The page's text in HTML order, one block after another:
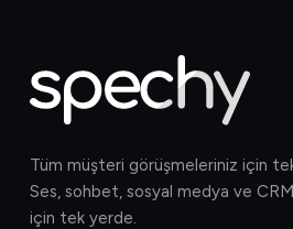
Tüm müşteri görüşmeleriniz için
Ses, sohbet, sosyal medya ve
için tek yerde.